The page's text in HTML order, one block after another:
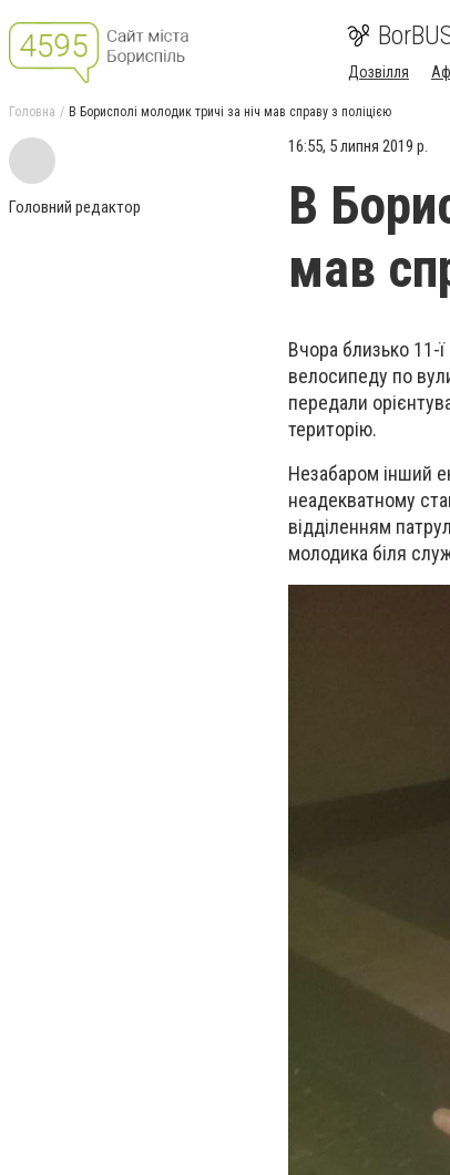
Дозвілля
Головна В Борисполі молодик тричі за ніч мав справу з поліцією
Головний редактор
16:55, 5 липня 2019 р.
В
мав
Вчора близько 11-
велосипеду по
передали
територію.
Незабаром інший
неадекватному
відділенням
молодика біля